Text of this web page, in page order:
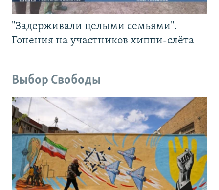
"Задерживали целыми семьями".
Гонения на участников хиппи-слёта
Выбор Свободы